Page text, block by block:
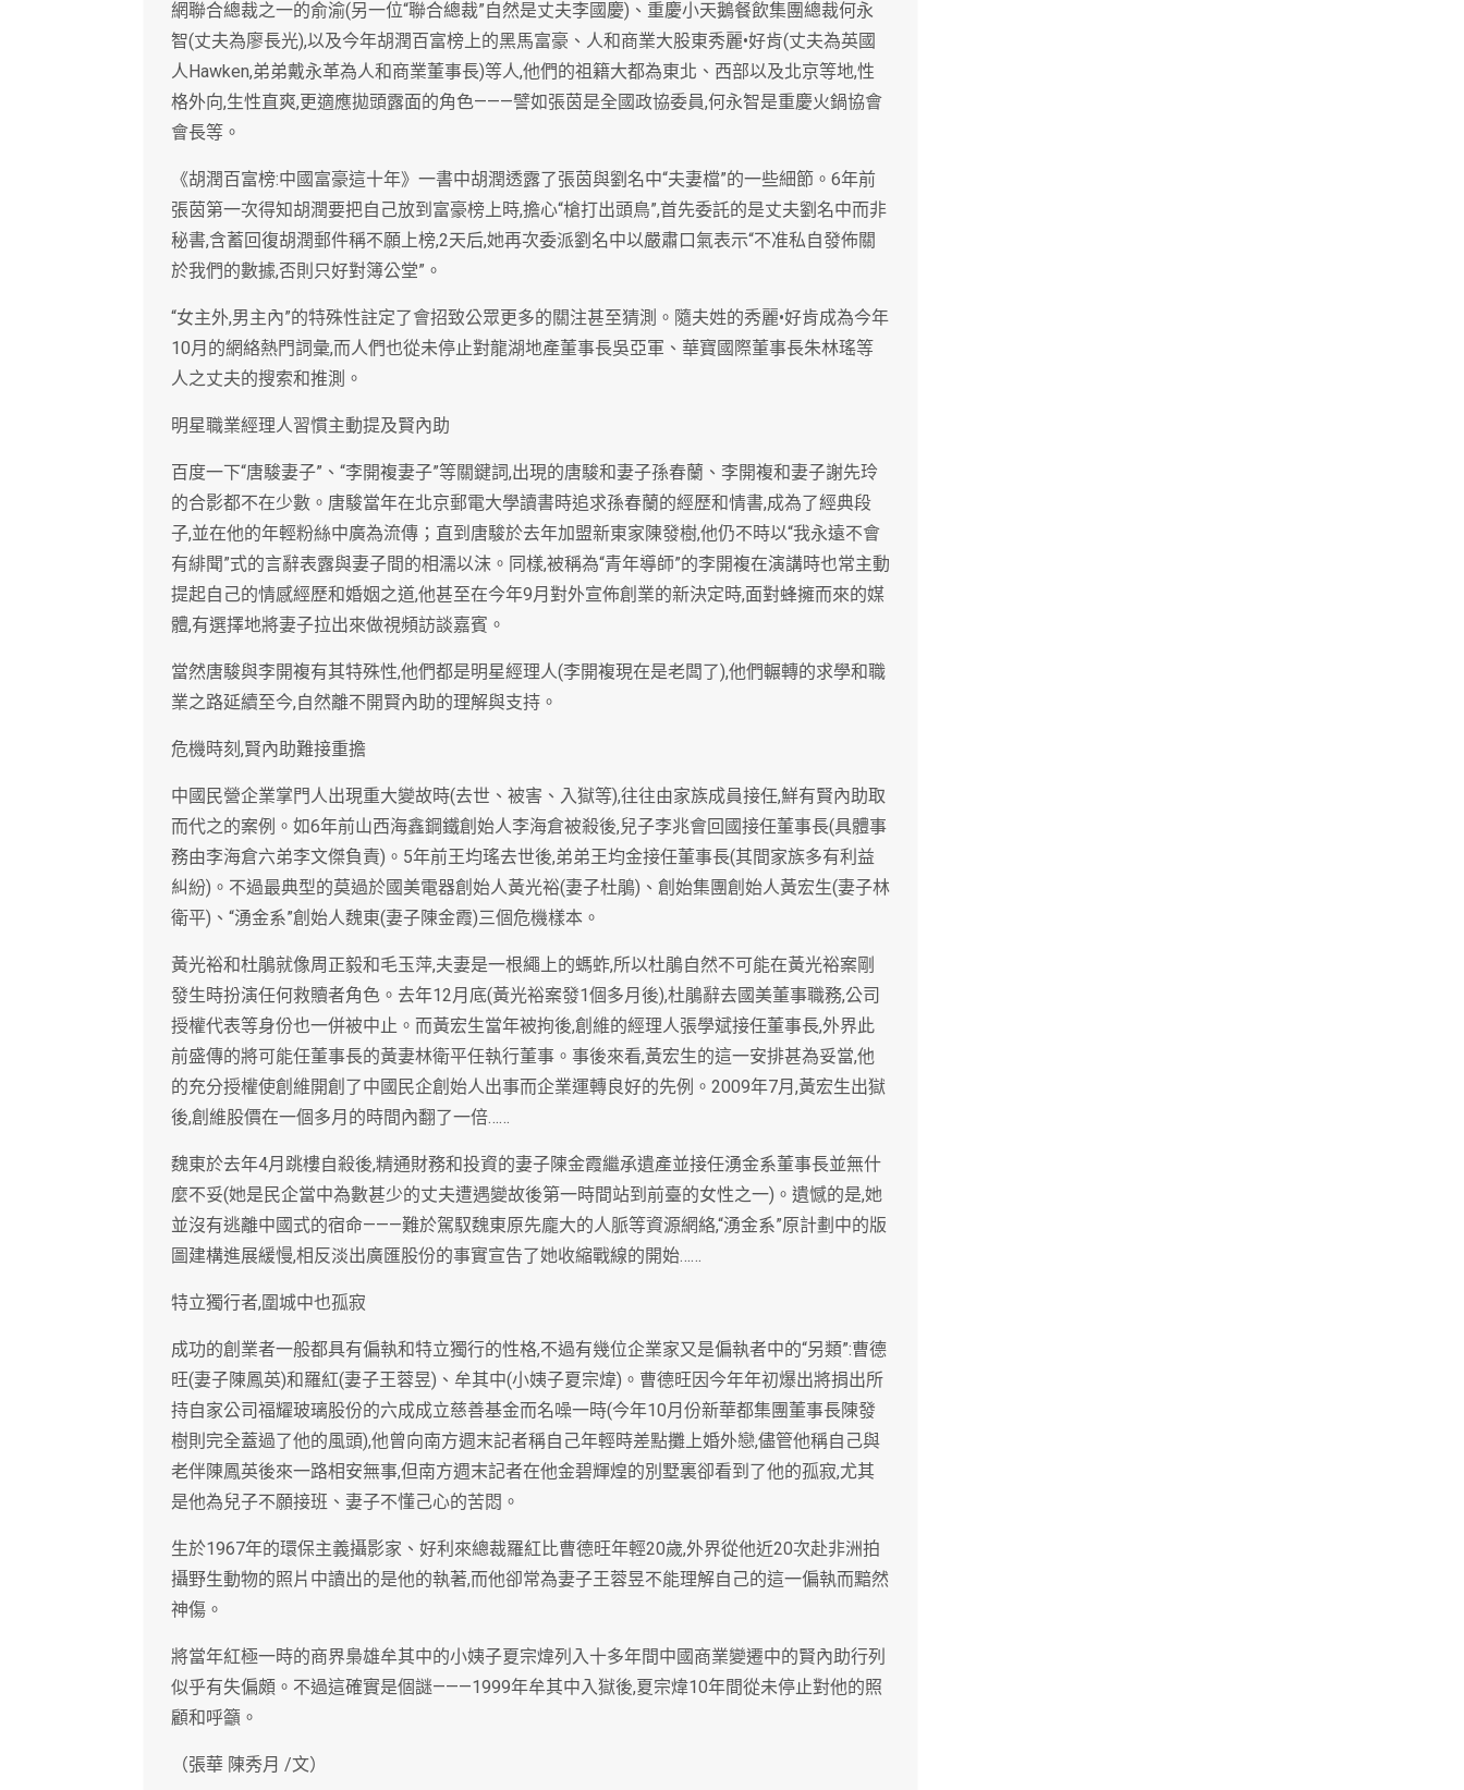
網聯合總裁之一的俞渝(另一位“聯合總裁”自然是丈夫李國慶)、重慶小天鵝餐飲集團總裁何永
智(丈夫為廖長光),以及今年胡潤百富榜上的黑馬富豪、人和商業大股東秀麗•好肯(丈夫為英國
人Hawken,弟弟戴永革為人和商業董事長)等人,他們的祖籍大都為東北、西部以及北京等地,性
格外向,生性直爽,更適應拋頭露面的角色———譬如張茵是全國政協委員,何永智是重慶火鍋協會
會長等。
《胡潤百富榜:中國富豪這十年》一書中胡潤透露了張茵與劉名中“夫妻檔”的一些細節。6年前
張茵第一次得知胡潤要把自己放到富豪榜上時,擔心“槍打出頭鳥”,首先委託的是丈夫劉名中而非
秘書,含蓄回復胡潤郵件稱不願上榜,2天后,她再次委派劉名中以嚴肅口氣表示“不准私自發佈關
於我們的數據,否則只好對簿公堂”。
“女主外,男主內”的特殊性註定了會招致公眾更多的關注甚至猜測。隨夫姓的秀麗•好肯成為今年
10月的網絡熱門詞彙,而人們也從未停止對龍湖地產董事長吳亞軍、華寶國際董事長朱林瑤等
人之丈夫的搜索和推測。
明星職業經理人習慣主動提及賢內助
百度一下“唐駿妻子”、“李開複妻子”等關鍵詞,出現的唐駿和妻子孫春蘭、李開複和妻子謝先玲
的合影都不在少數。唐駿當年在北京郵電大學讀書時追求孫春蘭的經歷和情書,成為了經典段
子,並在他的年輕粉絲中廣為流傳；直到唐駿於去年加盟新東家陳發樹,他仍不時以“我永遠不會
有緋聞”式的言辭表露與妻子間的相濡以沫。同樣,被稱為“青年導師”的李開複在演講時也常主動
提起自己的情感經歷和婚姻之道,他甚至在今年9月對外宣佈創業的新決定時,面對蜂擁而來的媒
體,有選擇地將妻子拉出來做視頻訪談嘉賓。
當然唐駿與李開複有其特殊性,他們都是明星經理人(李開複現在是老闆了),他們輾轉的求學和職
業之路延續至今,自然離不開賢內助的理解與支持。
危機時刻,賢內助難接重擔
中國民營企業掌門人出現重大變故時(去世、被害、入獄等),往往由家族成員接任,鮮有賢內助取
而代之的案例。如6年前山西海鑫鋼鐵創始人李海倉被殺後,兒子李兆會回國接任董事長(具體事
務由李海倉六弟李文傑負責)。5年前王均瑤去世後,弟弟王均金接任董事長(其間家族多有利益
糾紛)。不過最典型的莫過於國美電器創始人黃光裕(妻子杜鵑)、創始集團創始人黃宏生(妻子林
衛平)、“湧金系”創始人魏東(妻子陳金霞)三個危機樣本。
黃光裕和杜鵑就像周正毅和毛玉萍,夫妻是一根繩上的螞蚱,所以杜鵑自然不可能在黃光裕案剛
發生時扮演任何救贖者角色。去年12月底(黃光裕案發1個多月後),杜鵑辭去國美董事職務,公司
授權代表等身份也一併被中止。而黃宏生當年被拘後,創維的經理人張學斌接任董事長,外界此
前盛傳的將可能任董事長的黃妻林衛平任執行董事。事後來看,黃宏生的這一安排甚為妥當,他
的充分授權使創維開創了中國民企創始人出事而企業運轉良好的先例。2009年7月,黃宏生出獄
後,創維股價在一個多月的時間內翻了一倍……
魏東於去年4月跳樓自殺後,精通財務和投資的妻子陳金霞繼承遺產並接任湧金系董事長並無什
麼不妥(她是民企當中為數甚少的丈夫遭遇變故後第一時間站到前臺的女性之一)。遺憾的是,她
並沒有逃離中國式的宿命———難於駕馭魏東原先龐大的人脈等資源網絡,“湧金系”原計劃中的版
圖建構進展緩慢,相反淡出廣匯股份的事實宣告了她收縮戰線的開始……
特立獨行者,圍城中也孤寂
成功的創業者一般都具有偏執和特立獨行的性格,不過有幾位企業家又是偏執者中的“另類”:曹德
旺(妻子陳鳳英)和羅紅(妻子王蓉昱)、牟其中(小姨子夏宗煒)。曹德旺因今年年初爆出將捐出所
持自家公司福耀玻璃股份的六成成立慈善基金而名噪一時(今年10月份新華都集團董事長陳發
樹則完全蓋過了他的風頭),他曾向南方週末記者稱自己年輕時差點攤上婚外戀,儘管他稱自己與
老伴陳鳳英後來一路相安無事,但南方週末記者在他金碧輝煌的別墅裏卻看到了他的孤寂,尤其
是他為兒子不願接班、妻子不懂己心的苦悶。
生於1967年的環保主義攝影家、好利來總裁羅紅比曹德旺年輕20歲,外界從他近20次赴非洲拍
攝野生動物的照片中讀出的是他的執著,而他卻常為妻子王蓉昱不能理解自己的這一偏執而黯然
神傷。
將當年紅極一時的商界梟雄牟其中的小姨子夏宗煒列入十多年間中國商業變遷中的賢內助行列
似乎有失偏頗。不過這確實是個謎———1999年牟其中入獄後,夏宗煒10年間從未停止對他的照
顧和呼籲。
（張華 陳秀月 /文）